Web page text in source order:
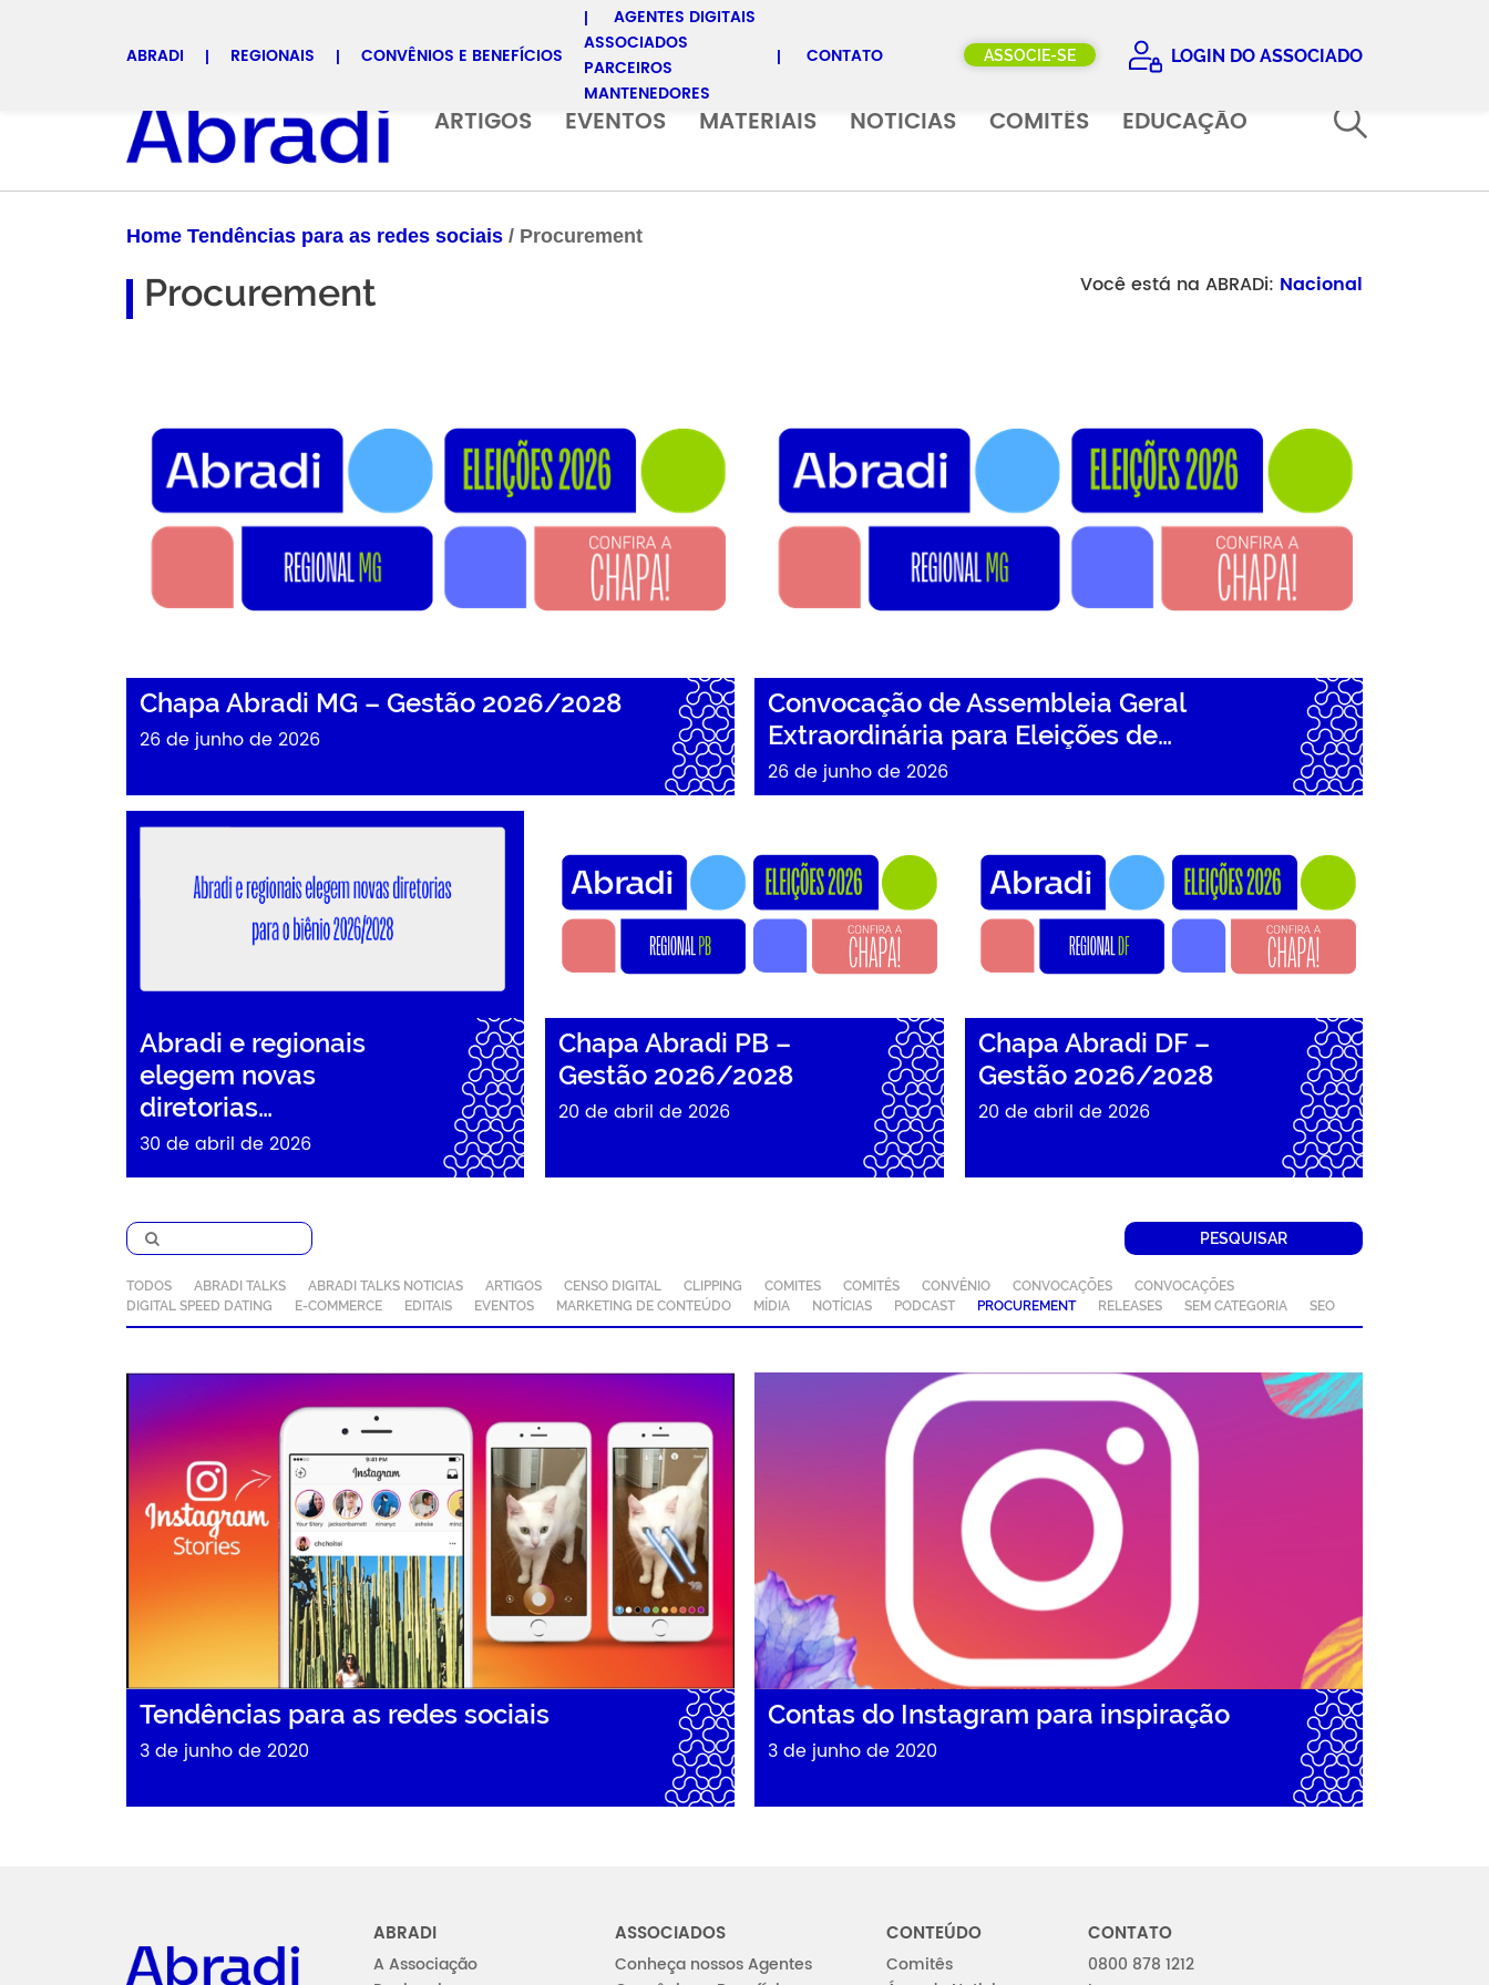
ABRADI REGIONAIS CONVÊNIOS E BENEFÍCIOS
AGENTES DIGITAIS
ASSOCIADOS
PARCEIROS
MANTENEDORES
CONTATO ASSOCIE-SE LOGIN DO ASSOCIADO
Selecione uma regional
ARTIGOS EVENTOS MATERIAIS NOTICIAS COMITÊS EDUCAÇÃO
Home Tendências para as redes sociais / Procurement
Procurement Você está na ABRADi: Nacional
Chapa Abradi MG – Gestão 2026/2028
26 de junho de 2026
Convocação de Assembleia Geral
Extraordinária para Eleições de…
26 de junho de 2026
Abradi e regionais
elegem novas
diretorias…
30 de abril de 2026
Chapa Abradi PB –
Gestão 2026/2028
20 de abril de 2026
Chapa Abradi DF –
Gestão 2026/2028
20 de abril de 2026
PESQUISAR
TODOS ABRADI TALKS ABRADI TALKS NOTICIAS ARTIGOS CENSO DIGITAL CLIPPING COMITES COMITÊS CONVÊNIO CONVOCAÇÕES
CONVOCAÇÕES
DIGITAL SPEED DATING
E-COMMERCE EDITAIS EVENTOS MARKETING DE CONTEÚDO MÍDIA NOTÍCIAS PODCAST PROCUREMENT RELEASES SEM CATEGORIA SEO
Tendências para as redes sociais
3 de junho de 2020
Contas do Instagram para inspiração
3 de junho de 2020
ABRADI
A Associação
ASSOCIADOS
Conheça nossos Agentes
CONTEÚDO
Comitês
CONTATO
0800 878 1212